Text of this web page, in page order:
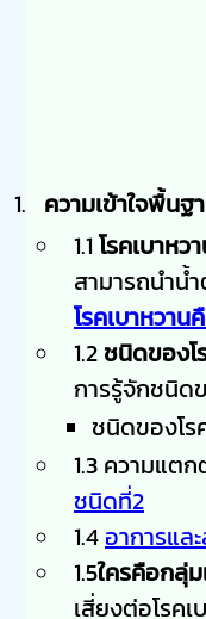
ความเข้าใจพื้นฐ
1.1โรคเบาหว
สามารถนำน้
โรคเบาหวาน
1.2ชนิดของโ
การรู้จักชนิด
ชนิดของโร
1.3 ความแตก
ชนิดที่2
1.4อาการแ
1.5ใครคือกลุ่ม
เสี่ยงต่อโรค